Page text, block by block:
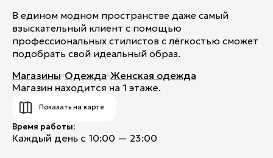
В едином модном пространстве даже самый
взыскательный клиент с помощью
профессиональных стилистов с лёгкостью сможет
подобрать свой идеальный образ.
Магазины Одежда Женская одежда
Магазин находится на 1 этаже.
Показать на карте
Время работы:
Каждый день с 10:00 — 23:00